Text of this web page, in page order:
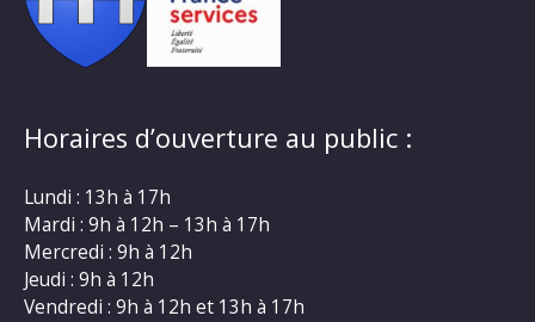
Horaires d’ouverture au public :
Lundi : 13h à 17h
Mardi : 9h à 12h – 13h à 17h
Mercredi : 9h à 12h
Jeudi : 9h à 12h
Vendredi : 9h à 12h et 13h à 17h